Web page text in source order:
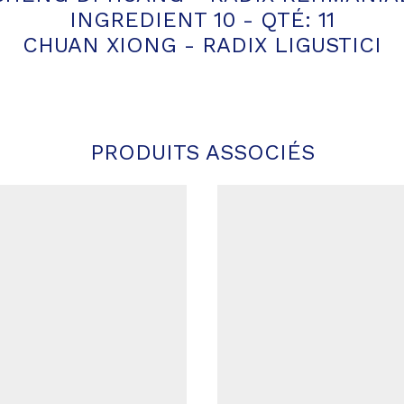
INGREDIENT 10 - QTÉ: 11
CHUAN XIONG - RADIX LIGUSTICI
PRODUITS ASSOCIÉS